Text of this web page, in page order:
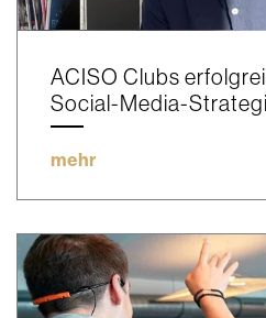
ACISO Clubs
Social-Media-
mehr